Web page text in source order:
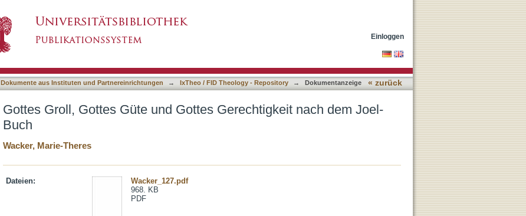
Einloggen
Dokumente aus Instituten und Partnereinrichtungen → IxTheo / FID Theology - Repository → Dokumentanzeige « zurück
Gottes Groll, Gottes Güte und Gottes Gerechtigkeit nach dem Joel-
Buch
Wacker, Marie-Theres
Dateien:
Wacker_127.pdf
968. KB
PDF